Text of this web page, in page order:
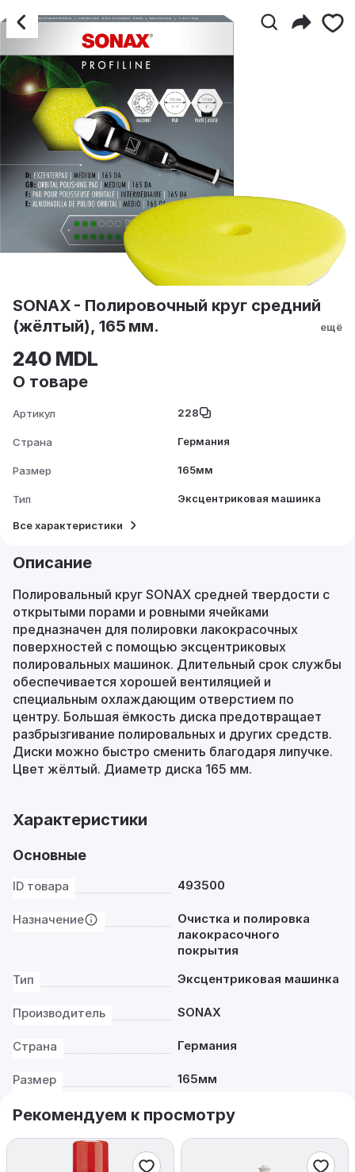
SONAX -
SONAX - Полировочный круг средний
(жёлтый), 165 мм.
ещё
240 MDL
О товаре
Артикул 228
Страна Германия
Размер 165мм
Тип Эксцентриковая машинка
Все характеристики
Описание
Полировальный круг SONAX средней твердости с
открытыми порами и ровными ячейками
предназначен для полировки лакокрасочных
поверхностей с помощью эксцентриковых
полировальных машинок. Длительный срок службы
обеспечивается хорошей вентиляцией и
специальным охлаждающим отверстием по
центру. Большая ёмкость диска предотвращает
разбрызгивание полировальных и других средств.
Диски можно быстро сменить благодаря липучке.
Цвет жёлтый. Диаметр диска 165 мм.
Характеристики
Основные
ID товара 493500
Назначение
Очистка и полировка
лакокрасочного
покрытия
Тип
Эксцентриковая машинка
Производитель SONAX
Страна Германия
Размер 165мм
Рекомендуем к просмотру